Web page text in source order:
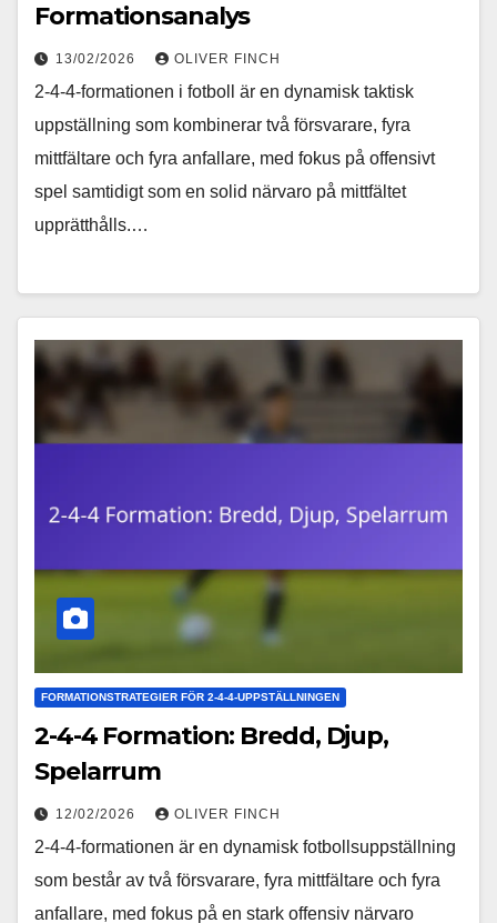
Formationsanalys
13/02/2026 OLIVER FINCH
2-4-4-formationen i fotboll är en dynamisk taktisk
uppställning som kombinerar två försvarare, fyra
mittfältare och fyra anfallare, med fokus på offensivt
spel samtidigt som en solid närvaro på mittfältet
upprätthålls.…
FORMATIONSTRATEGIER FÖR 2-4-4-UPPSTÄLLNINGEN
2-4-4 Formation: Bredd, Djup,
Spelarrum
12/02/2026 OLIVER FINCH
2-4-4-formationen är en dynamisk fotbollsuppställning
som består av två försvarare, fyra mittfältare och fyra
anfallare, med fokus på en stark offensiv närvaro